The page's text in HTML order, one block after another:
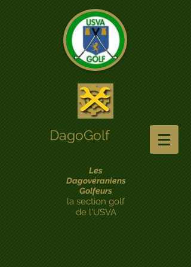
DagoGolf
Les
Dagovéraniens
Golfeurs
la section golf
de l'USVA